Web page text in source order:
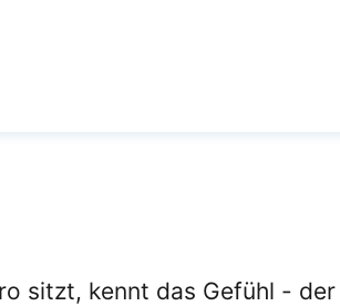
sitzt, kennt das Gefühl - der